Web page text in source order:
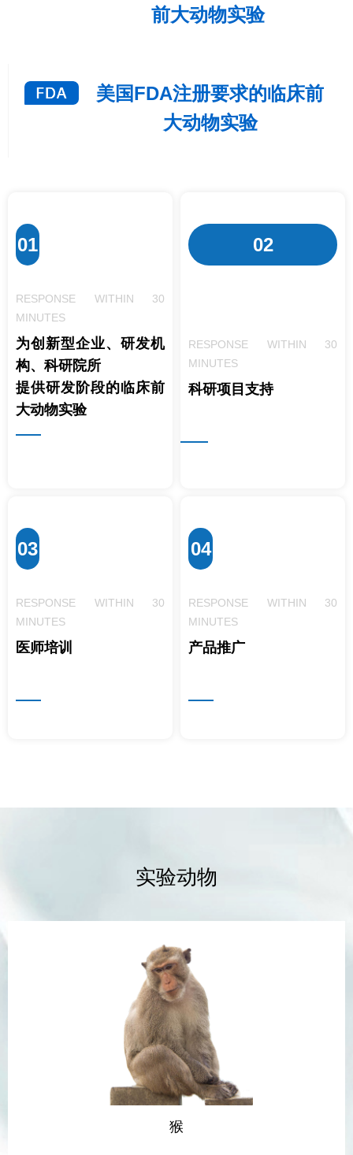
实验动物
猴
科研项目支持
RESPONSE WITHIN 30
MINUTES
02
产品推广
RESPONSE WITHIN 30
MINUTES
04
医师培训
RESPONSE WITHIN 30
MINUTES
03
为创新型企业、研发机
构、科研院所
提供研发阶段的临床前
大动物实验
RESPONSE WITHIN 30
MINUTES
01
前大动物实验
美国FDA注册要求的临床前
大动物实验